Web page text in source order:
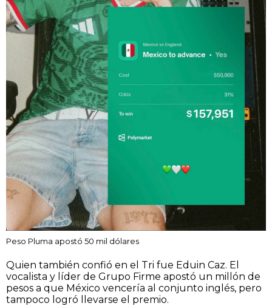
Peso Pluma apostó 50 mil dólares
Quien también confió en el Tri fue Eduin Caz. El
vocalista y líder de Grupo Firme apostó un millón de
pesos a que México vencería al conjunto inglés, pero
tampoco logró llevarse el premio.